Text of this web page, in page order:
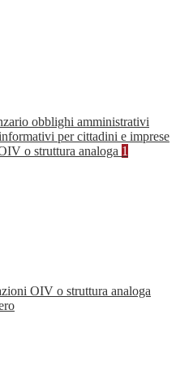
obblighi amministrativi
per cittadini e imprese
o struttura analoga 1
OIV o struttura analoga